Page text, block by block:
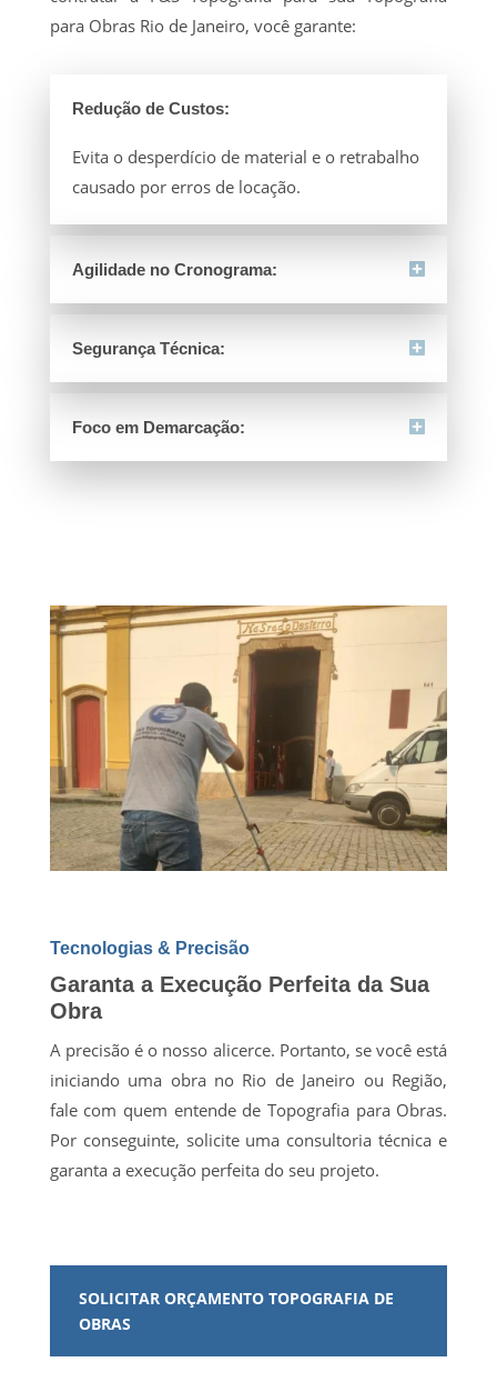
para Obras Rio de Janeiro, você garante:
Redução de Custos:
Evita o desperdício de material e o retrabalho
causado por erros de locação.
Agilidade no Cronograma:
Segurança Técnica:
Foco em Demarcação:
Tecnologias & Precisão
Garanta a Execução Perfeita da Sua
Obra
A precisão é o nosso alicerce. Portanto, se você está
iniciando uma obra no Rio de Janeiro ou Região,
fale com quem entende de Topografia para Obras.
Por conseguinte, solicite uma consultoria técnica e
garanta a execução perfeita do seu projeto.
SOLICITAR ORÇAMENTO TOPOGRAFIA DE
OBRAS